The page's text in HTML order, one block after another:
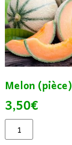
Melon (pièce)
3,50€